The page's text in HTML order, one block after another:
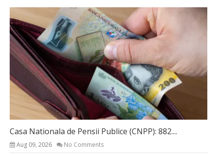
Casa Nationala de Pensii Publice (CNPP): 882....
Aug 09, 2026 No Comments